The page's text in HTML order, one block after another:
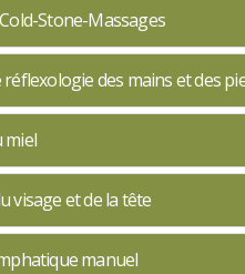
Stone-Massages
des mains et des
miel
visage et de la tête
manuel